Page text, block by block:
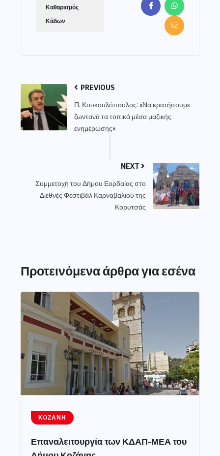
Καθαρισμός
Κάδων
PREVIOUS
Π. Κουκουλόπουλος: «Να κρατήσουμε
ζωντανά τα τοπικά μέσα μαζικής
ενημέρωσης»
NEXT
Συμμετοχή του Δήμου Εορδαίας στο
Διεθνές Φεστιβάλ Καρναβαλιού της
Κορυτσάς
Προτεινόμενα άρθρα για εσένα
ΚΟΖΆΝΗ
Επαναλειτουργία των ΚΔΑΠ-ΜΕΑ του